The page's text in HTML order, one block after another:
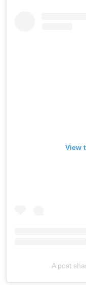
View
A post